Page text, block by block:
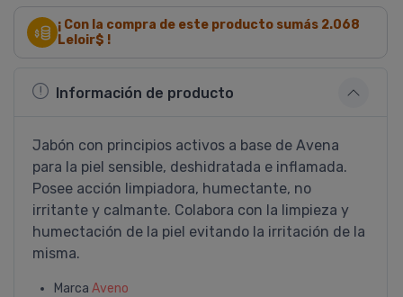
¡ Con la compra de este producto sumás 2.068
Leloir$ !
Información de producto
Jabón con principios activos a base de Avena
para la piel sensible, deshidratada e inflamada.
Posee acción limpiadora, humectante, no
irritante y calmante. Colabora con la limpieza y
humectación de la piel evitando la irritación de la
misma.
Marca Aveno